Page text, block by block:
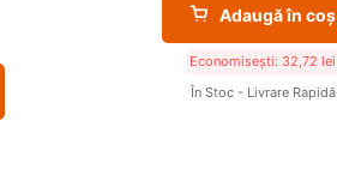
Adaugă în coș
Economisești: 32,72 lei
În Stoc - Livrare Rapidă